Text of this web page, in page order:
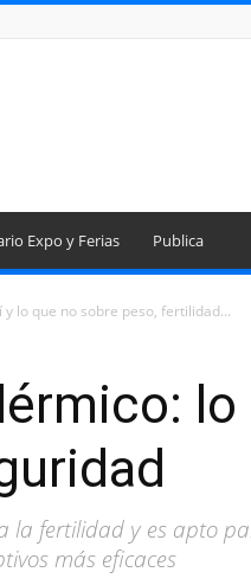
Expo y Ferias Publica
lo que no sobre peso, fertilidad...
la fertilidad y es apto
más eficaces